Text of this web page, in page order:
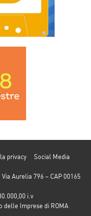
privacy
Social Media
Aurelia 796 – CAP 00165
i.v
delle Imprese di ROMA